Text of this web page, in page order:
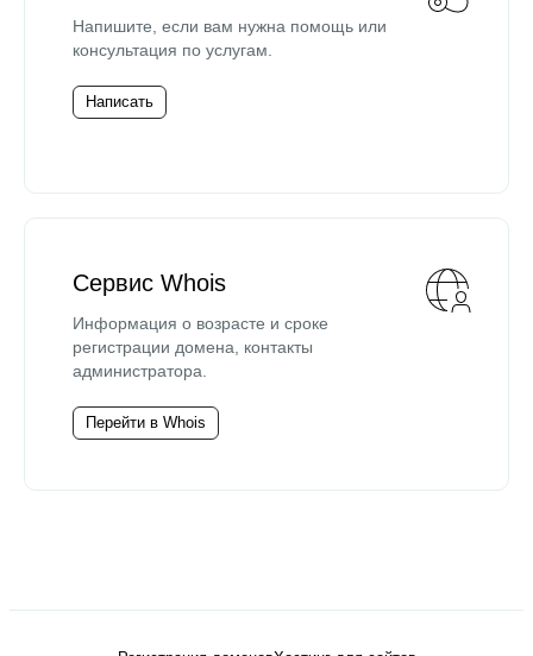
Напишите, если вам нужна помощь или
консультация по услугам.
Написать
Сервис Whois
Информация о возрасте и сроке
регистрации домена, контакты
администратора.
Перейти в Whois